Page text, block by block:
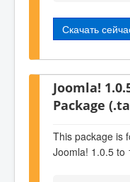
Скачать
Joomla!
Package
This package is
Joomla! 1.0.5 to